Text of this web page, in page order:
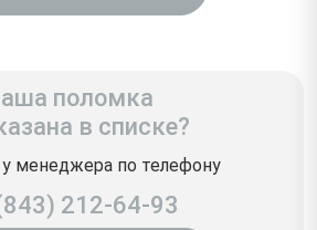
поломка
в списке?
менеджера по телефону
212-64-93